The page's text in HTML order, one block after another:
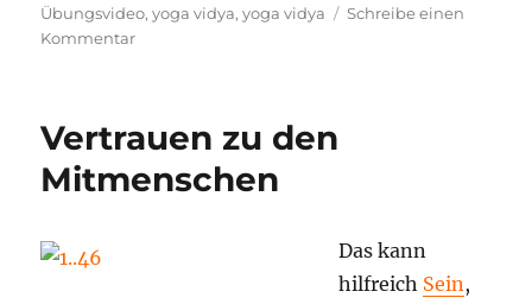
Übungsvideo,yoga vidya,yoga vidya
Schreibe einen
Kommentarzu
von
und
Vertrauen zu den
Mitmenschen
Das kann
hilfreich Sein,